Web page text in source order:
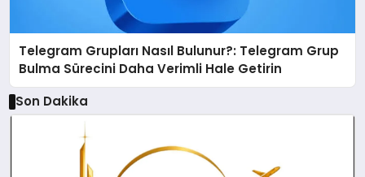
Telegram Grupları Nasıl Bulunur?: Telegram Grup
Bulma Sürecini Daha Verimli Hale Getirin
Son Dakika